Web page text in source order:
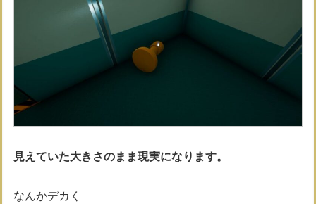
見えていた大きさのまま現実になります。
なんかデカく